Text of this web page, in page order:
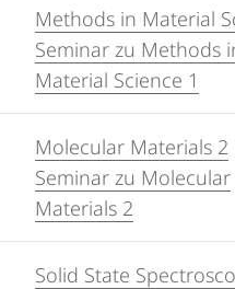
Methods in Material
Seminar zu Methods
Material Science 1
Molecular Materials 2
Seminar zu Molecular
Materials 2
Solid State